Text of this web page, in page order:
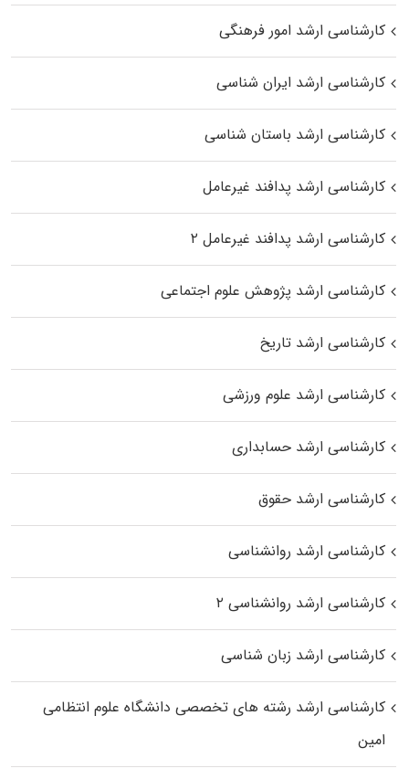
کارشناسی ارشد امور فرهنگی
کارشناسی ارشد ایران شناسی
کارشناسی ارشد باستان شناسی
کارشناسی ارشد پدافند غیرعامل
کارشناسی ارشد پدافند غیرعامل ۲
کارشناسی ارشد پژوهش علوم اجتماعی
کارشناسی ارشد تاریخ
کارشناسی ارشد علوم ورزشی
کارشناسی ارشد حسابداری
کارشناسی ارشد حقوق
کارشناسی ارشد روانشناسی
کارشناسی ارشد روانشناسی ۲
کارشناسی ارشد زبان شناسی
کارشناسی ارشد رﺷﺘﻪ ﻫﺎی تخصصی داﻧﺸﮕﺎه ﻋﻠﻮم انتظامی
اﻣﻴﻦ